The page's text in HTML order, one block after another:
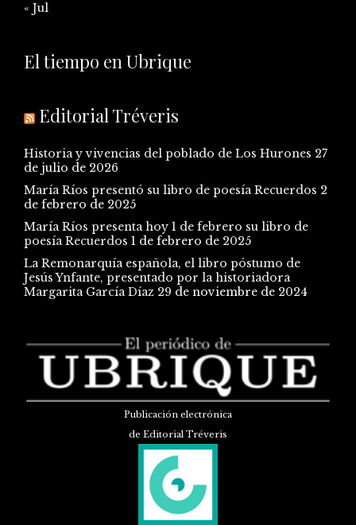
« Jul
El tiempo en Ubrique
Editorial Tréveris
Historia y vivencias del poblado de Los Hurones 27
de julio de 2026
María Ríos presentó su libro de poesía Recuerdos 2
de febrero de 2025
María Ríos presenta hoy 1 de febrero su libro de
poesía Recuerdos 1 de febrero de 2025
La Remonarquía española, el libro póstumo de
Jesús Ynfante, presentado por la historiadora
Margarita García Díaz 29 de noviembre de 2024
Publicación electrónica
de Editorial Tréveris